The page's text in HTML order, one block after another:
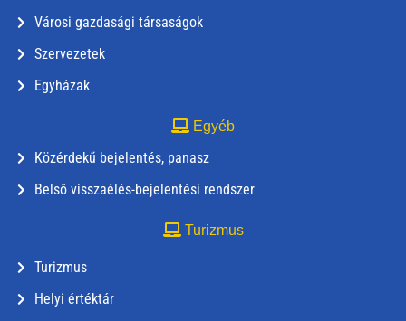
Városi gazdasági társaságok
Szervezetek
Egyházak
Egyéb
Közérdekű bejelentés, panasz
Belső visszaélés-bejelentési rendszer
Turizmus
Turizmus
Helyi értéktár